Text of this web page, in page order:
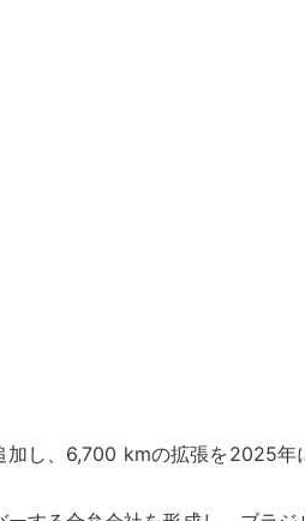
し、6,700 kmの拡張を2025年